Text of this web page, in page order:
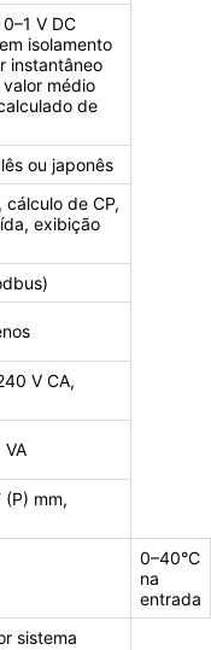
V DC
isolamento
instantâneo
valor médio
de
ou japonês
cálculo de CP,
exibição
V CA,
mm,
0–40°C
na
entrada
sistema